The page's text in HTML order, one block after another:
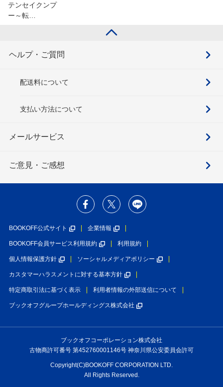
テンセイクンプ
ー～転…
ヘルプ・ご質問
配送料について
支払い方法について
メールサービス
ご意見・ご感想
BOOKOFF公式サイト 企業情報
BOOKOFF会員サービス利用規約 利用規約
個人情報保護方針 ソーシャルメディアポリシー
カスタマーハラスメントに対する基本方針
特定商取引法に基づく表示 利用者情報の外部送信について
ブックオフグループホールディングス株式会社
ブックオフコーポレーション株式会社
古物商許可番号 第452760001146号 神奈川県公安委員会許可
Copyright(C)BOOKOFF CORPORATION LTD.
All Rights Reserved.